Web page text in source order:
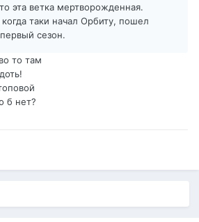
эта ветка мертворожденная.
таки начал Орбиту, пошел
сезон.
то там
б нет?